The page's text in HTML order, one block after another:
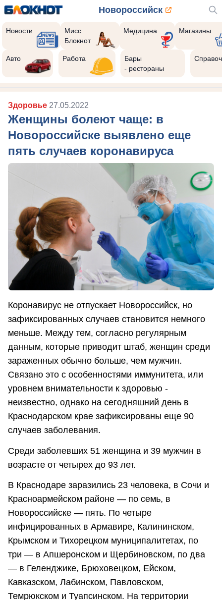
Новороссийск
Новости
Мисс
Блокнот
Медицина Магазины
Авто Работа
Бары
- рестораны
Здоровье 27.05.2022
Женщины болеют чаще: в
Новороссийске выявлено еще
пять случаев коронавируса
Коронавирус не отпускает Новороссийск, но
зафиксированных случаев становится немного
меньше. Между тем, согласно регулярным
данным, которые приводит штаб, женщин среди
зараженных обычно больше, чем мужчин.
Связано это с особенностями иммунитета, или
уровнем внимательности к здоровью -
неизвестно, однако на сегодняшний день в
Краснодарском крае зафиксированы еще 90
случаев заболевания.
Среди заболевших 51 женщина и 39 мужчин в
возрасте от четырех до 93 лет.
В Краснодаре заразились 23 человека, в Сочи и
Красноармейском районе — по семь, в
Новороссийске — пять. По четыре
инфицированных в Армавире, Калининском,
Крымском и Тихорецком муниципалитетах, по
три — в Апшеронском и Щербиновском, по два
— в Геленджике, Брюховецком, Ейском,
Кавказском, Лабинском, Павловском,
Темрюкском и Туапсинском. На территории